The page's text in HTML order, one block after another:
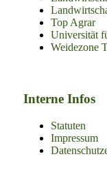
Top Agrar
Universität
Weidezone
Interne Infos
Statuten
Impressum